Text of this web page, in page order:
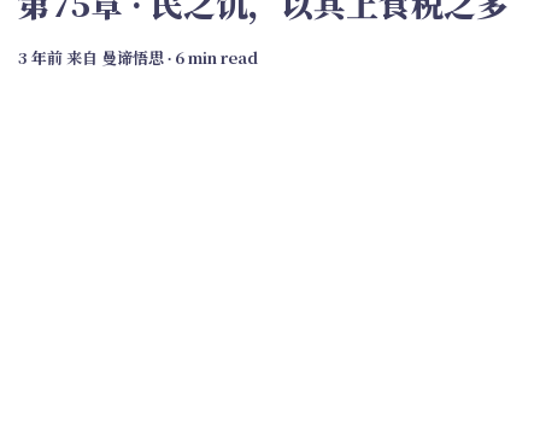
3 年前来自 曼谛悟思∙ 6 min read